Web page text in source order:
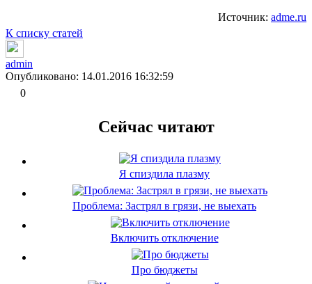
Источник: adme.ru
К списку статей
admin
Опубликовано: 14.01.2016 16:32:59
0
Сейчас читают
Я спиздила плазму
Проблема: Застрял в грязи, не выехать
Включить отключение
Про бюджеты